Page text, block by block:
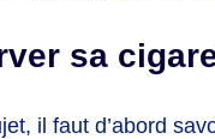
sa
il faut d’abord